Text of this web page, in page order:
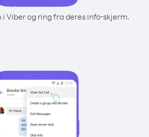
Viber og ring fra deres info-skjerm.